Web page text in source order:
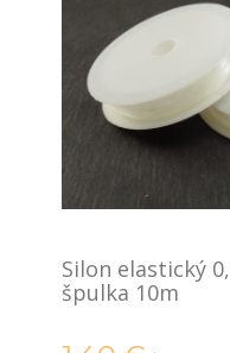
Silon elastický
špulka 10m